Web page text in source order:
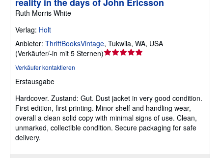
Ruth Morris White
Verlag: Holt
Anbieter: ThriftBooksVintage, Tukwila, WA, USA
(Verkäufer/-in mit 5 Sternen)Verkäuferbewertung
Verkäufer kontaktieren
Erstausgabe
Hardcover. Zustand: Gut. Dust jacket in very good condition.
First edition, first printing. Minor shelf and handling wear,
overall a clean solid copy with minimal signs of use. Clean,
unmarked, collectible condition. Secure packaging for safe
delivery.